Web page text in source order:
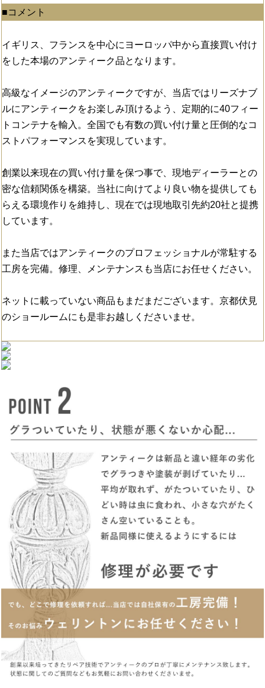
■コメント
イギリス、フランスを中心にヨーロッパ中から直接買い付け
をした本場のアンティーク品となります。
高級なイメージのアンティークですが、当店ではリーズナブ
ルにアンティークをお楽しみ頂けるよう、定期的に40フィー
トコンテナを輸入。全国でも有数の買い付け量と圧倒的なコ
ストパフォーマンスを実現しています。
創業以来現在の買い付け量を保つ事で、現地ディーラーとの
密な信頼関係を構築。当社に向けてより良い物を提供しても
らえる環境作りを維持し、現在では現地取引先約20社と提携
しています。
また当店ではアンティークのプロフェッショナルが常駐する
工房を完備。修理、メンテナンスも当店にお任せください。
ネットに載っていない商品もまだまだございます。京都伏見
のショールームにも是非お越しくださいませ。